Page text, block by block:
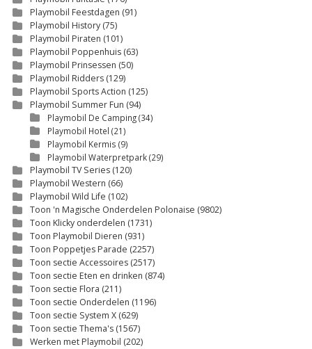
Playmobil Feestdagen (91)
Playmobil History (75)
Playmobil Piraten (101)
Playmobil Poppenhuis (63)
Playmobil Prinsessen (50)
Playmobil Ridders (129)
Playmobil Sports Action (125)
Playmobil Summer Fun (94)
Playmobil De Camping(34)
Playmobil Hotel (21)
Playmobil Kermis (9)
Playmobil Waterpretpark(29)
Playmobil TV Series (120)
Playmobil Western (66)
Playmobil Wild Life (102)
Toon 'n Magische Onderdelen Polonaise (9802)
Toon Klicky onderdelen (1731)
Toon Playmobil Dieren (931)
Toon Poppetjes Parade (2257)
Toon sectie Accessoires (2517)
Toon sectie Eten en drinken (874)
Toon sectie Flora (211)
Toon sectie Onderdelen (1196)
Toon sectie System X (629)
Toon sectie Thema's (1567)
Werken met Playmobil (202)